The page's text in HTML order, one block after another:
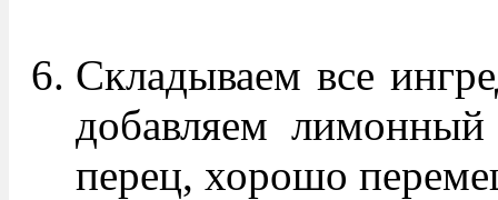
Складываем все
добавляем
перец, хорошо